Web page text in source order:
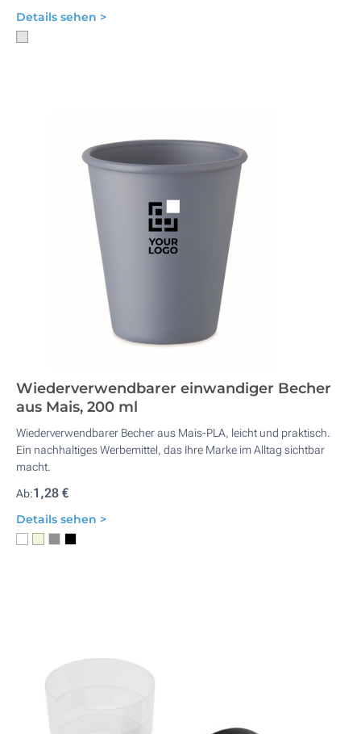
Details sehen >
Wiederverwendbarer einwandiger Becher
aus Mais, 200 ml
Wiederverwendbarer Becher aus Mais-PLA, leicht und praktisch.
Ein nachhaltiges Werbemittel, das Ihre Marke im Alltag sichtbar
macht.
Ab:1,28 €
Details sehen >